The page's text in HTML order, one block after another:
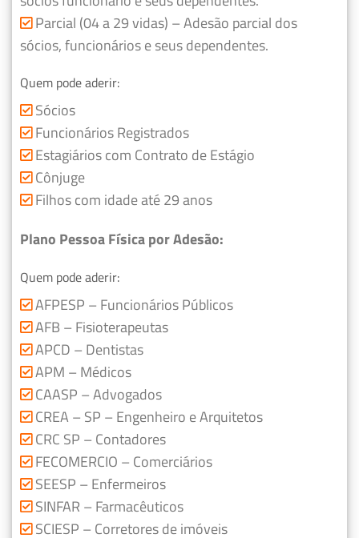
Parcial (04 a 29 vidas) – Adesão parcial dos
sócios, funcionários e seus dependentes.
Quem pode aderir:
Sócios
Funcionários Registrados
Estagiários com Contrato de Estágio
Cônjuge
Filhos com idade até 29 anos
Plano Pessoa Física por Adesão:
Quem pode aderir:
AFPESP – Funcionários Públicos
AFB – Fisioterapeutas
APCD – Dentistas
APM – Médicos
CAASP – Advogados
CREA – SP – Engenheiro e Arquitetos
CRC SP – Contadores
FECOMERCIO – Comerciários
SEESP – Enfermeiros
SINFAR – Farmacêuticos
SCIESP – Corretores de imóveis